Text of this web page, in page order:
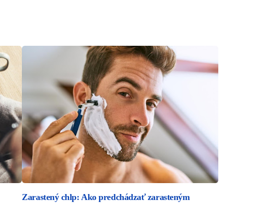
Zarastený chlp: Ako predchádzať zarasteným